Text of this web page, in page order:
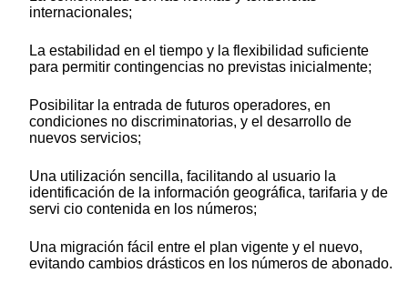
internacionales;
La estabilidad en el tiempo y la flexibilidad suficiente
para permitir contingencias no previstas inicialmente;
Posibilitar la entrada de futuros operadores, en
condiciones no discriminatorias, y el desarrollo de
nuevos servicios;
Una utilización sencilla, facilitando al usuario la
identificación de la información geográfica, tarifaria y de
servi cio contenida en los números;
Una migración fácil entre el plan vigente y el nuevo,
evitando cambios drásticos en los números de abonado.